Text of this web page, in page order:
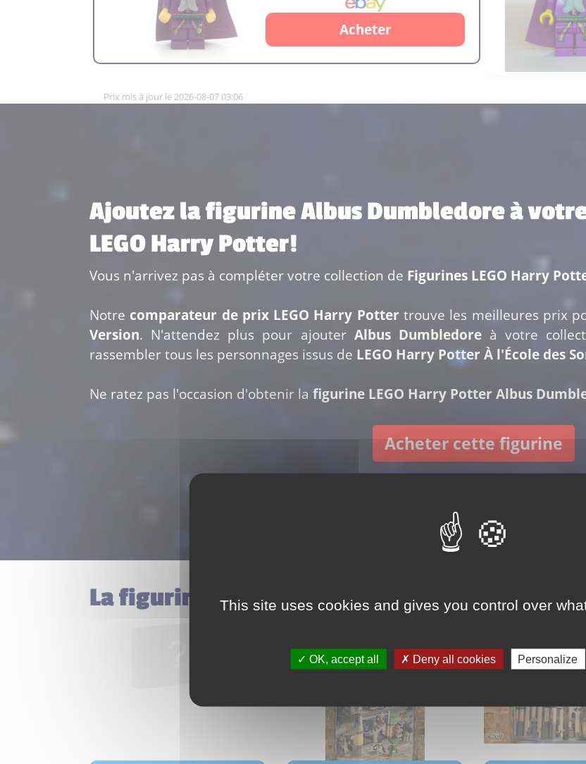
Acheter
Prix mis à jour le 2026-08-07 03:06
Ajoutez la figurine Albus Dumbledore à
LEGO Harry Potter!
Vous n'arrivez pas à compléter votre collection de Figurines LEGO Harry
Notre comparateur de prix LEGO Harry Potter trouve les meilleures prix
Version. N'attendez plus pour ajouter Albus Dumbledoreà votre
rassembler tous les personnages issus de LEGO Harry Potter À l'École des
Ne ratez pas l'occasion d'obtenir la figurine LEGO Harry Potter Albus
Acheter cette figurine
La figurine Albus Dumbledore hp008 est
This site uses cookies and gives you control over
OK, accept all Deny all cookies Personalize